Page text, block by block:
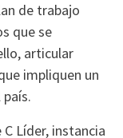
de trabajo
que se
articular
impliquen un
Líder, instancia